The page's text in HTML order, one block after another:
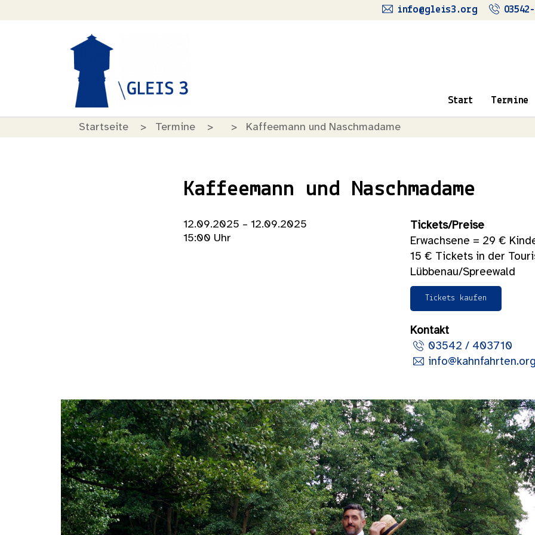
info@gleis3.org
Start Termine
Startseite Termine Kaffeemann und Naschmadame
Kaffeemann und Naschmadame
12.09.2025 – 12.09.2025
15:00 Uhr
Tickets/Preise
Erwachsene = 29 €
15 € Tickets in der
Lübbenau/Spreewald
Tickets kaufen
Kontakt
03542 / 403710